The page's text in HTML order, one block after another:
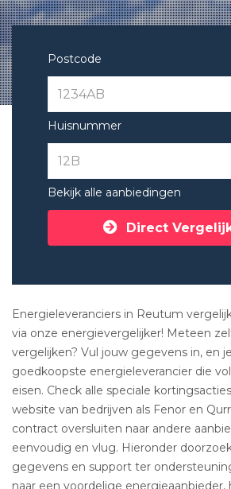
Postcode
Huisnummer
Bekijk alle aanbiedingen
Direct
Energieleveranciers in Reutum
via onze energievergelijker! Meteen
vergelijken? Vul jouw gegevens in, en
goedkoopste energieleverancier die
eisen. Check alle speciale
website van bedrijven als Fenor en
contract oversluiten naar andere
eenvoudig en vlug. Hieronder
gegevens en support ter
naar een voordelige